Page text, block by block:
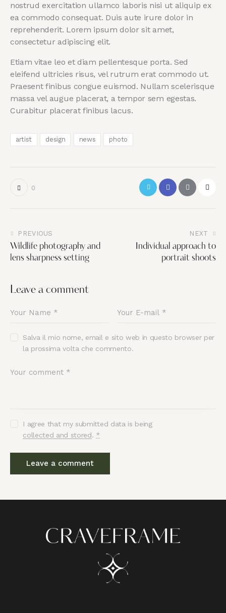
nostrud exercitation ullamco laboris nisi ut aliquip ex
ea commodo consequat. Duis aute irure dolor in
reprehenderit. Lorem ipsum dolor sit amet,
consectetur adipiscing elit.
Etiam vitae leo et diam pellentesque porta. Sed
eleifend ultricies risus, vel rutrum erat commodo ut.
Praesent finibus congue euismod. Nullam scelerisque
massa vel augue placerat, a tempor sem egestas.
Curabitur placerat finibus lacus.
artist design news photo
0
PREVIOUS
Wildlife photography and
lens sharpness setting
NEXT
Individual approach to
portrait shoots
Leave a comment
Salva il mio nome, email e sito web in questo browser per
la prossima volta che commento.
I agree that my submitted data is being
collected and stored. *